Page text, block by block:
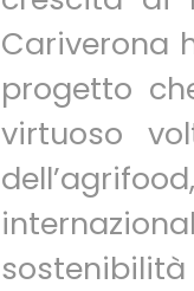
Cariverona
progetto
virtuoso
sostenibilità